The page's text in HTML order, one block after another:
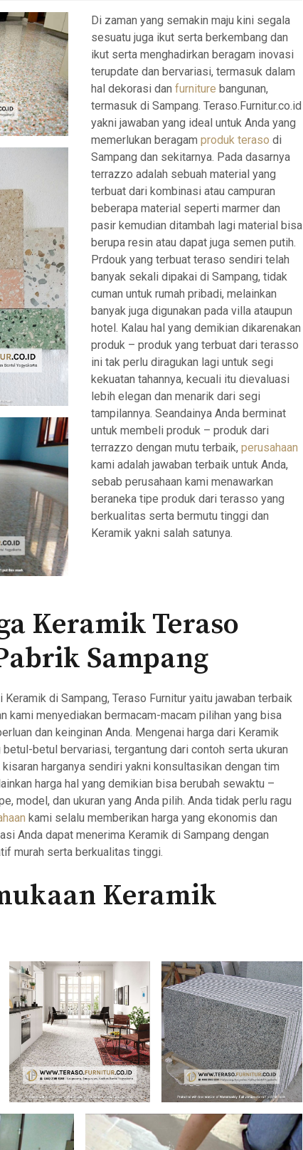
Di zaman yang semakin maju kini segala
sesuatu juga ikut serta berkembang dan
ikut serta menghadirkan beragam inovasi
terupdate dan bervariasi, termasuk dalam
hal dekorasi dan furniture bangunan,
termasuk di Sampang. Teraso.Furnitur.co.id
yakni jawaban yang ideal untuk Anda yang
memerlukan beragam produk teraso di
Sampang dan sekitarnya. Pada dasarnya
terrazzo adalah sebuah material yang
terbuat dari kombinasi atau campuran
beberapa material seperti marmer dan
pasir kemudian ditambah lagi material bisa
berupa resin atau dapat juga semen putih.
Prdouk yang terbuat teraso sendiri telah
banyak sekali dipakai di Sampang, tidak
cuman untuk rumah pribadi, melainkan
banyak juga digunakan pada villa ataupun
hotel. Kalau hal yang demikian dikarenakan
produk – produk yang terbuat dari terasso
ini tak perlu diragukan lagi untuk segi
kekuatan tahannya, kecuali itu dievaluasi
lebih elegan dan menarik dari segi
tampilannya. Seandainya Anda berminat
untuk membeli produk – produk dari
terrazzo dengan mutu terbaik, perusahaan
kami adalah jawaban terbaik untuk Anda,
sebab perusahaan kami menawarkan
beraneka tipe produk dari terasso yang
berkualitas serta bermutu tinggi dan
Keramik yakni salah satunya.
Keramik Teraso
Sampang
di Sampang, Teraso Furnitur yaitu jawaban terbaik
kami menyediakan bermacam-macam pilihan yang bisa
dan keinginan Anda. Mengenai harga dari Keramik
betul bervariasi, tergantung dari contoh serta ukuran
harganya sendiri yakni konsultasikan dengan tim
harga hal yang demikian bisa berubah sewaktu –
model, dan ukuran yang Anda pilih. Anda tidak perlu ragu
kami selalu memberikan harga yang ekonomis dan
Anda dapat menerima Keramik di Sampang dengan
murah serta berkualitas tinggi.
Keramik